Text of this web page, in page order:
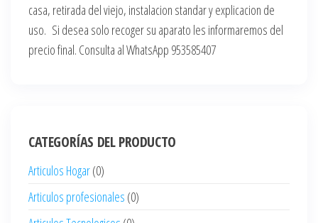
casa, retirada del viejo, instalacion standar y explicacion de
uso. Si desea solo recoger su aparato les informaremos del
precio final. Consulta al WhatsApp 953585407
CATEGORÍAS DEL PRODUCTO
Articulos Hogar(0)
Articulos profesionales (0)